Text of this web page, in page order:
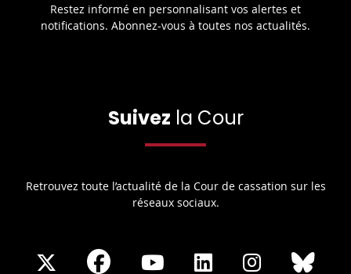
Restez informé en personnalisant vos alertes et
notifications. Abonnez-vous à toutes nos actualités.
Suivez la Cour
Retrouvez toute l’actualité de la Cour de cassation sur les
réseaux sociaux.
ShareShare
Share
Share
Share